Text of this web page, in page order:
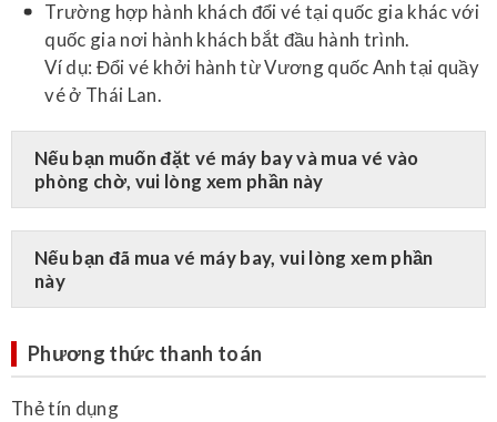
Trường hợp hành khách đổi vé tại quốc gia khác với
quốc gia nơi hành khách bắt đầu hành trình.
Ví dụ: Đổi vé khởi hành từ Vương quốc Anh tại quầy
vé ở Thái Lan.
​Nếu bạn muốn đặt vé máy bay và mua vé vào
phòng chờ, vui lòng xem phần này
​Nếu bạn đã mua vé máy bay, vui lòng xem phần
này
Phương thức thanh toán
Thẻ tín dụng